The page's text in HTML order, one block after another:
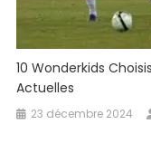
10 Wonderkids
Actuelles
23 décembre 2024